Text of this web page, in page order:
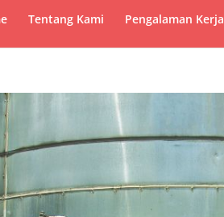
Tentang Kami Pengalaman Kerja